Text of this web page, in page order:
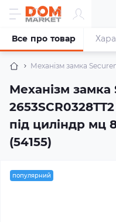
Механізм замка
Механізм
під циліндр мц
(54155)
Все про товар
популярний